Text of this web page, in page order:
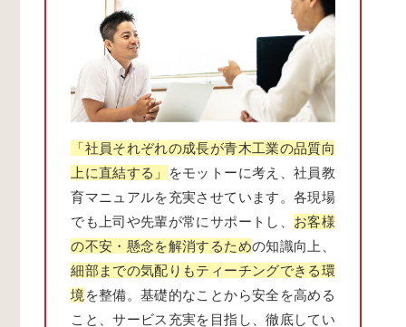
「社員それぞれの成長が青木工業の品質向
上に直結する」
をモットーに考え、社員教
育マニュアルを充実させています。各現場
でも上司や先輩が常にサポートし、 お客様
の不安・懸念を解消するための知識向上、
細部までの気配りもティーチングできる環
境 を整備。基礎的なことから安全を高める
こと、サービス充実を目指し、徹底してい